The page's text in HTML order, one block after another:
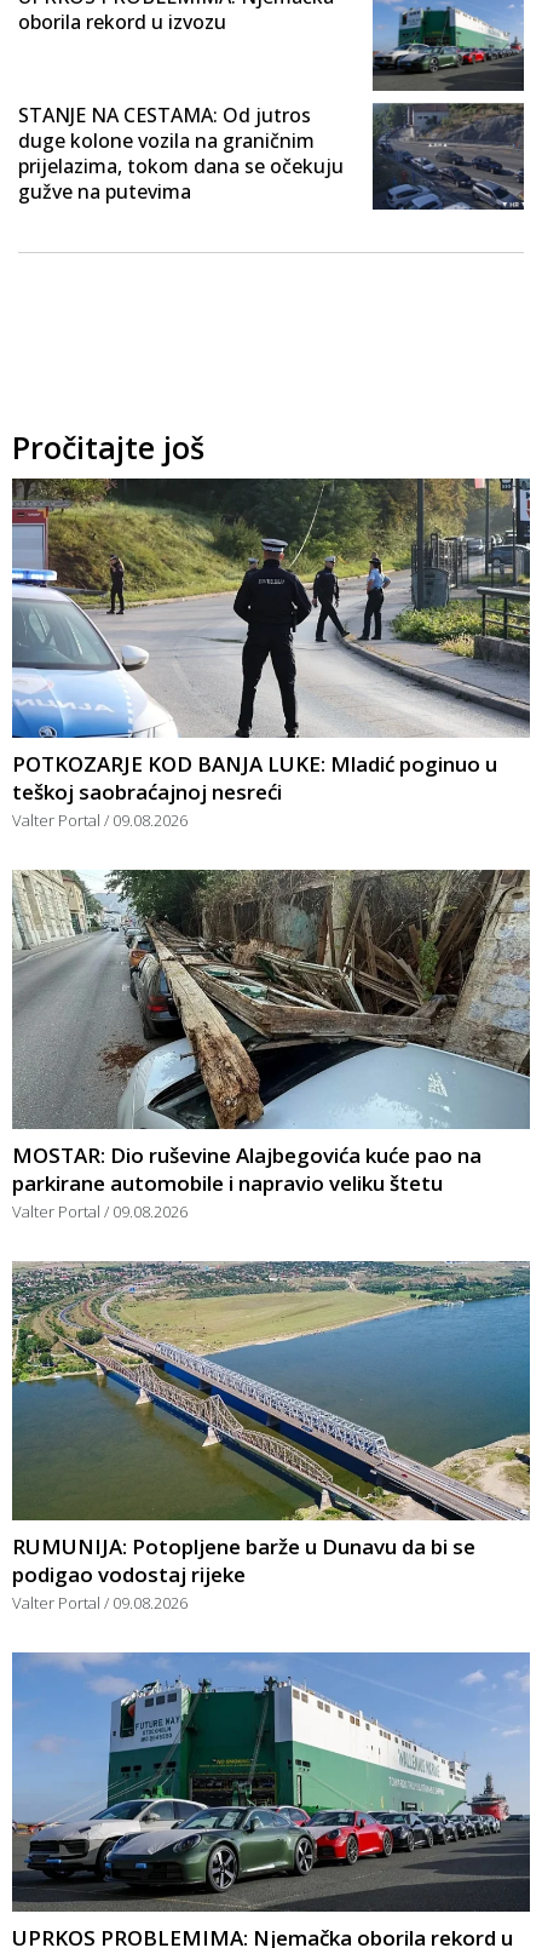
oborila rekord u izvozu
STANJE NA CESTAMA: Od jutros
duge kolone vozila na graničnim
prijelazima, tokom dana se očekuju
gužve na putevima
Pročitajte još
POTKOZARJE KOD BANJA LUKE: Mladić poginuo u
teškoj saobraćajnoj nesreći
Valter Portal 09.08.2026
MOSTAR: Dio ruševine Alajbegovića kuće pao na
parkirane automobile i napravio veliku štetu
Valter Portal 09.08.2026
RUMUNIJA: Potopljene barže u Dunavu da bi se
podigao vodostaj rijeke
Valter Portal 09.08.2026
UPRKOS PROBLEMIMA: Njemačka oborila rekord u